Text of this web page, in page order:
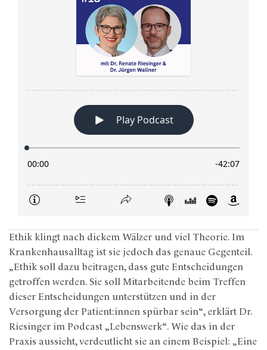
Ethik klingt nach dickem Wälzer und viel Theorie. Im
Krankenhausalltag ist sie jedoch das genaue Gegenteil.
„Ethik soll dazu beitragen, dass gute Entscheidungen
getroffen werden. Sie soll Mitarbeitende beim Treffen
dieser Entscheidungen unterstützen und in der
Versorgung der Patient:innen spürbar sein“, erklärt Dr.
Riesinger im Podcast „Lebenswerk“. Wie das in der
Praxis aussieht, verdeutlicht sie an einem Beispiel: „Eine